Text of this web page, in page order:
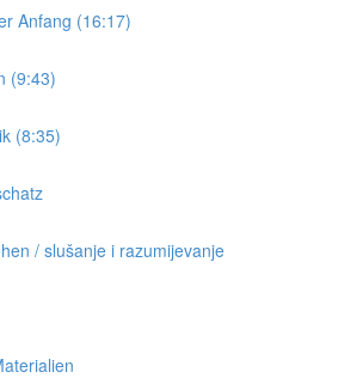
Anfang (16:17)
(9:43)
(8:35)
/ slušanje i razumijevanje